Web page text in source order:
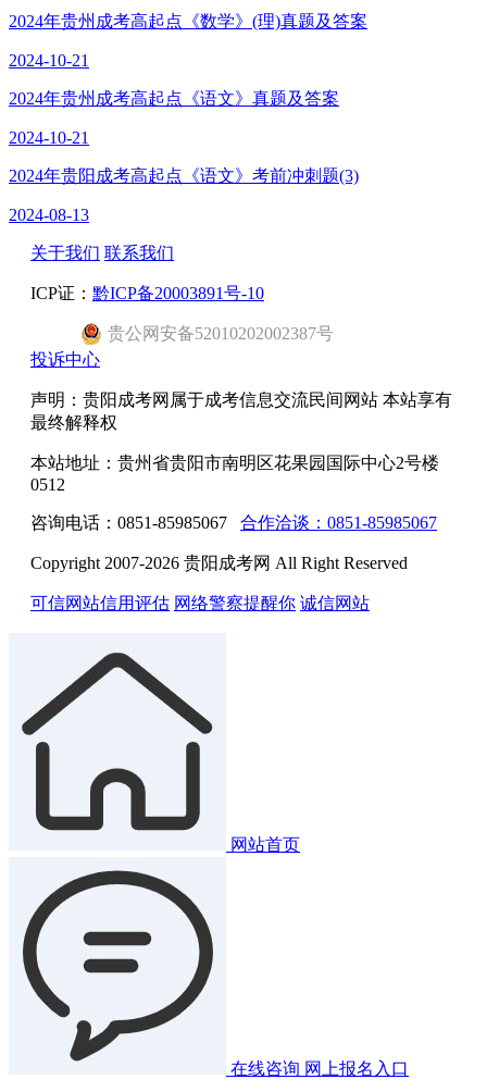
2024年贵州成考高起点《数学》(理)真题及答案
2024-10-21
2024年贵州成考高起点《语文》真题及答案
2024-10-21
2024年贵阳成考高起点《语文》考前冲刺题(3)
2024-08-13
关于我们 联系我们
ICP证： 黔ICP备20003891号-10
贵公网安备52010202002387号
投诉中心
声明：贵阳成考网属于成考信息交流民间网站 本站享有
最终解释权
本站地址：贵州省贵阳市南明区花果园国际中心2号楼
0512
咨询电话：0851-85985067 合作洽谈：0851-85985067
Copyright 2007-2026 贵阳成考网 All Right Reserved
可信网站信用评估 网络警察提醒你 诚信网站
网站首页
在线咨询 网上报名入口